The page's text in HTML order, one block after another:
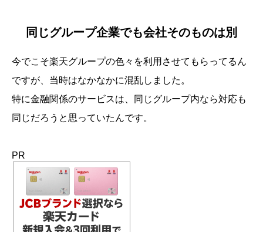
同じグループ企業でも会社そのものは別
今でこそ楽天グループの色々を利用させてもらってるん
ですが、当時はなかなかに混乱しました。
特に金融関係のサービスは、同じグループ内なら対応も
同じだろうと思っていたんです。
PR